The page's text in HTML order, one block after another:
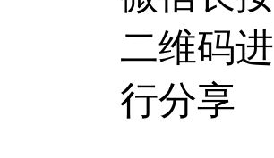
二维码进
行分享